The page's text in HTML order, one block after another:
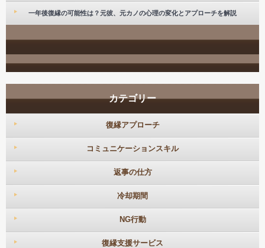
一年後復縁の可能性は？元彼、元カノの心理の変化とアプローチを解説
カテゴリー
復縁アプローチ
コミュニケーションスキル
返事の仕方
冷却期間
NG行動
復縁支援サービス